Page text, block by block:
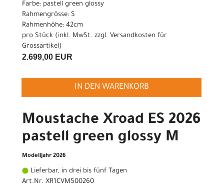
Farbe: pastell green glossy
Rahmengrösse: S
Rahmenhöhe: 42cm
pro Stück (inkl. MwSt. zzgl. Versandkosten für
Grossartikel)
2.699,00 EUR
IN DEN WARENKORB
Moustache Xroad ES 2026
pastell green glossy M
Modelljahr 2026
Lieferbar, in drei bis fünf Tagen
Art.Nr. XR1CVM500260